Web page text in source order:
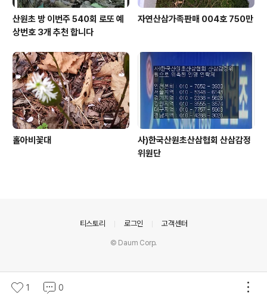
산원초 방 이번주 540회 로또 예
상번호 3개 추천 합니다
자연산삼가족판매 004호 750만
홀아비꽃대
사)한국산원초산삼협회 산삼감정
위원단
1 0
티스토리 로그인 고객센터
© Daum Corp.